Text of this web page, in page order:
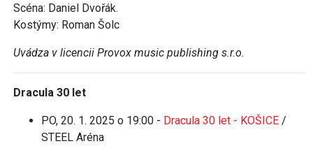
Scéna: Daniel Dvořák.
Kostýmy: Roman Šolc
Uvádza v licencii Provox music publishing s.r.o.
Dracula 30 let
PO, 20. 1. 2025 o 19:00 - Dracula 30 let - KOŠICE /
STEEL Aréna